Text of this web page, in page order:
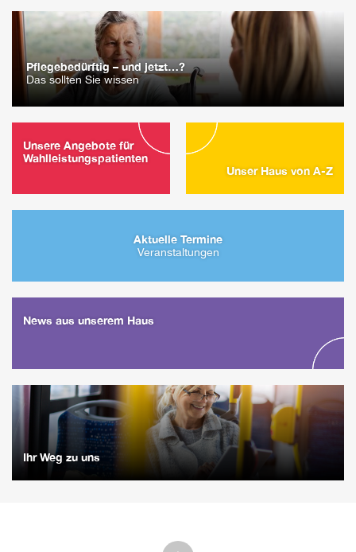
Pflegebedürftig – und jetzt…?
Das sollten Sie wissen
Unsere Angebote für
Wahlleistungspatienten
Unser Haus von A-Z
Aktuelle Termine
Veranstaltungen
News aus unserem Haus
Ihr Weg zu uns